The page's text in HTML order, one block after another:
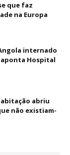
que faz
na Europa
internado
Hospital
abriu
não existiam-